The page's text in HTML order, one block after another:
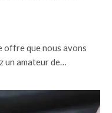
offre que nous avons
un amateur de…